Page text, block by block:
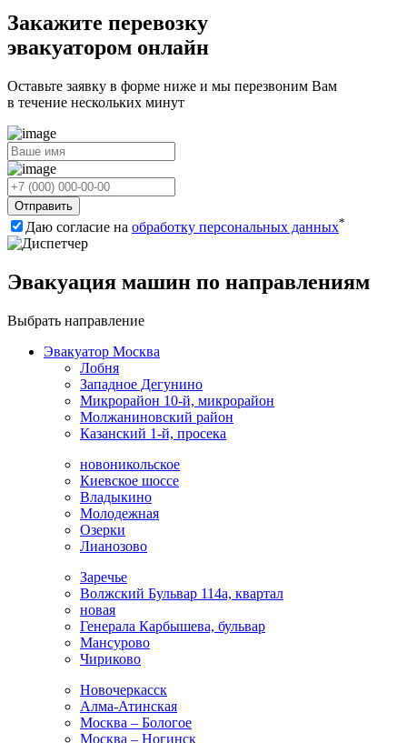
Закажите перевозку
эвакуатором онлайн
Оставьте заявку в форме ниже и мы перезвоним Вам
в течение нескольких минут
Отправить
Даю согласие на обработку персональных данных*
Эвакуация машин по направлениям
Выбрать направление
Эвакуатор Москва
Лобня
Западное Дегунино
Микрорайон 10-й, микрорайон
Молжаниновский район
Казанский 1-й, просека
новоникольское
Киевское шоссе
Владыкино
Молодежная
Озерки
Лианозово
Заречье
Волжский Бульвар 114а, квартал
новая
Генерала Карбышева, бульвар
Мансурово
Чириково
Новочеркасск
Алма-Атинская
Москва – Бологое
Москва – Ногинск